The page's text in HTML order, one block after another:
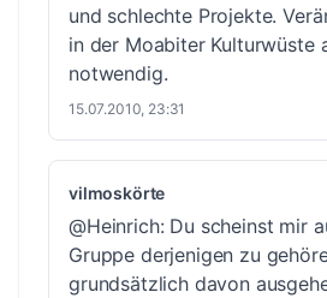
und schlechte Projekte.
in der Moabiter Kulturwüste
notwendig.
15.07.2010, 23:31
vilmoskörte
@Heinrich: Du scheinst mir
Gruppe derjenigen zu
grundsätzlich davon